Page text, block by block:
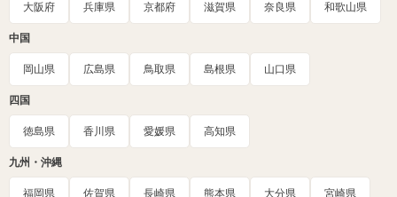
大阪府 兵庫県 京都府 滋賀県 奈良県 和歌山県
中国
岡山県 広島県 鳥取県 島根県 山口県
四国
徳島県 香川県 愛媛県 高知県
九州・沖縄
福岡県 佐賀県 長崎県 熊本県 大分県 宮崎県